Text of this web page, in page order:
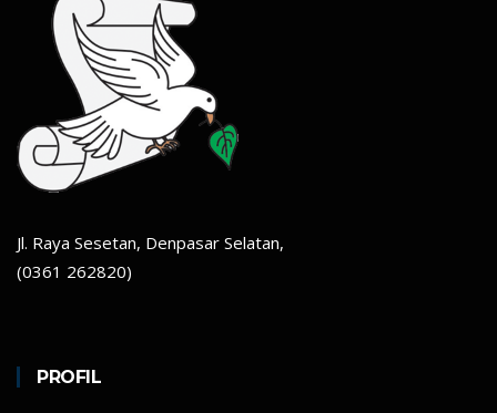
Jl. Raya Sesetan, Denpasar Selatan,
(0361 262820)
PROFIL